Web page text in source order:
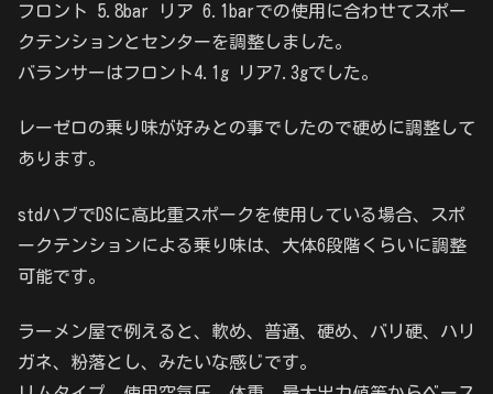
フロント 5.8bar リア 6.1barでの使用に合わせてスポー
クテンションとセンターを調整しました。
バランサーはフロント4.1g リア7.3gでした。
レーゼロの乗り味が好みとの事でしたので硬めに調整して
あります。
stdハブでDSに高比重スポークを使用している場合、スポ
ークテンションによる乗り味は、大体6段階くらいに調整
可能です。
ラーメン屋で例えると、軟め、普通、硬め、バリ硬、ハリ
ガネ、粉落とし、みたいな感じです。